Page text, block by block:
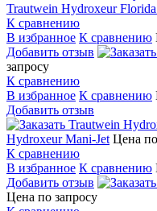
Trautwein Hydroxeur
К сравнению
В избранное К сравнению
Добавить отзыв
запросу
К сравнению
В избранное К сравнению
Добавить отзыв
Hydroxeur Mani-Jet Цена
К сравнению
В избранное К сравнению
Добавить отзыв
Цена по запросу